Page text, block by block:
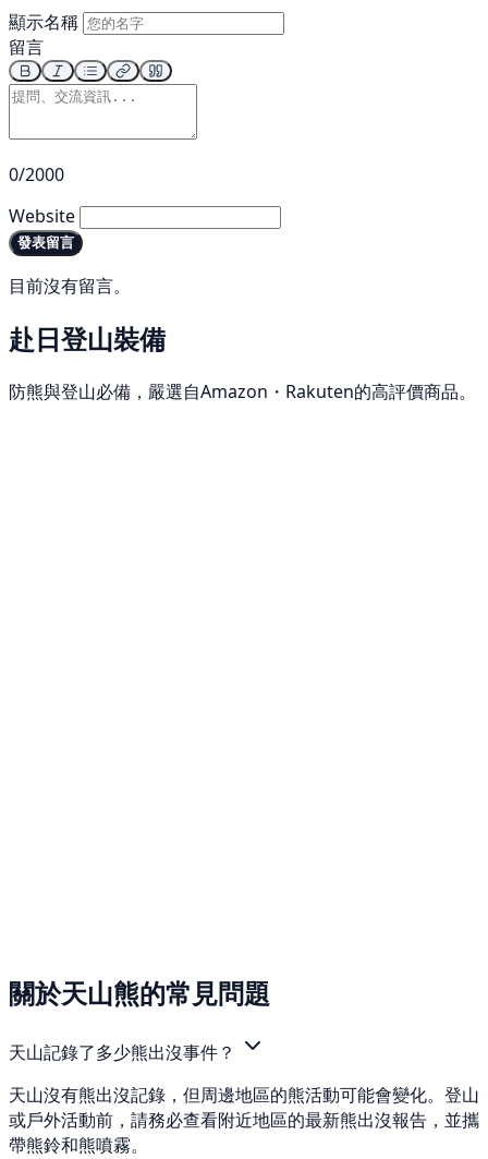
顯示名稱
留言
0/2000
Website
發表留言
目前沒有留言。
赴日登山裝備
防熊與登山必備，嚴選自Amazon・Rakuten的高評價商品。
關於天山熊的常見問題
天山記錄了多少熊出沒事件？
天山沒有熊出沒記錄，但周邊地區的熊活動可能會變化。登山
或戶外活動前，請務必查看附近地區的最新熊出沒報告，並攜
帶熊鈴和熊噴霧。